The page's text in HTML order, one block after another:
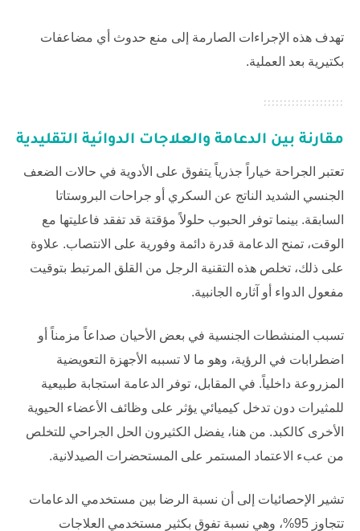
تهدف هذه الإجراءات الصارمة إلى منع حدوث أي مضاعفات
بكتيرية بعد العملية.
مقارنة بين الدعامة والعلاجات الدوائية التقليدية
تعتبر الجراحة خياراً جذرياً يتفوق على الأدوية في حالات الضعف
الجنسي الشديد الناتج عن السكري أو جراحات البروستاتا
السابقة. بينما توفر الحبوب حلولاً مؤقتة قد تفقد فاعليتها مع
الوقت، تمنح الدعامة قدرة دائمة وفورية على الانتصاب. علاوة
على ذلك، تخلص هذه التقنية الرجل من القلق المرتبط بتوقيت
مفعول الدواء أو آثاره الجانبية.
تسبب المنشطات الجنسية في بعض الأحيان صداعاً مزمناً أو
اضطرابات في الرؤية، وهو ما لا تسببه الأجهزة التعويضية
المزروعة داخلياً. في المقابل، توفر الدعامة استجابة طبيعية
للمثيرات دون تدخل كيميائي يؤثر على وظائف الأعضاء الحيوية
الأخرى كالكبد. من هنا، يفضل الكثيرون الحل الجراحي للتخلص
من عبء الاعتماد المستمر على المستحضرات الصيدلانية.
تشير الإحصائيات إلى أن نسبة الرضا بين مستخدمي الدعامات
تتجاوز 95%، وهي نسبة تفوق بكثير مستخدمي العلاجات